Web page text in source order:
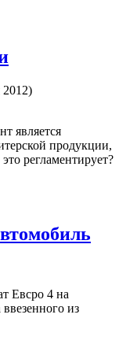
2012)
является
продукции,
регламентирует?
Евсро 4 на
из